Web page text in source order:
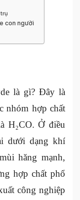
con người
là gì? Đây là
nhóm hợp chất
H₂CO. Ở điều
dưới dạng khí
hăng mạnh,
hợp chất phổ
công nghiệp